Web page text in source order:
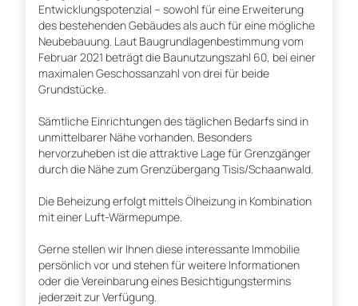
Entwicklungspotenzial – sowohl für eine Erweiterung
des bestehenden Gebäudes als auch für eine mögliche
Neubebauung. Laut Baugrundlagenbestimmung vom
Februar 2021 beträgt die Baunutzungszahl 60, bei einer
maximalen Geschossanzahl von drei für beide
Grundstücke.
Sämtliche Einrichtungen des täglichen Bedarfs sind in
unmittelbarer Nähe vorhanden. Besonders
hervorzuheben ist die attraktive Lage für Grenzgänger
durch die Nähe zum Grenzübergang Tisis/Schaanwald.
Die Beheizung erfolgt mittels Ölheizung in Kombination
mit einer Luft-Wärmepumpe.
Gerne stellen wir Ihnen diese interessante Immobilie
persönlich vor und stehen für weitere Informationen
oder die Vereinbarung eines Besichtigungstermins
jederzeit zur Verfügung.